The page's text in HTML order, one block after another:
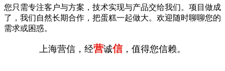
您只需专注客户与方案，技术实现与产品交给我们。项目做成
了，我们自然长期合作，把蛋糕一起做大。欢迎随时聊聊您的
需求或困惑。
上海营信，经营诚信，值得您信赖。